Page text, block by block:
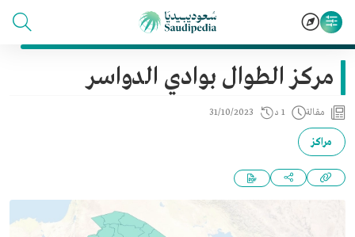
مركز الطوال بوادي الدواسر
مقالة 1 د 31/10/2023
مراكز